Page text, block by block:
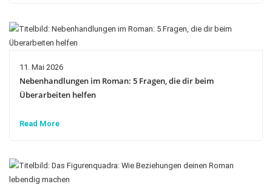
11. Mai 2026
Nebenhandlungen im Roman: 5 Fragen, die dir beim
Überarbeiten helfen
Read More